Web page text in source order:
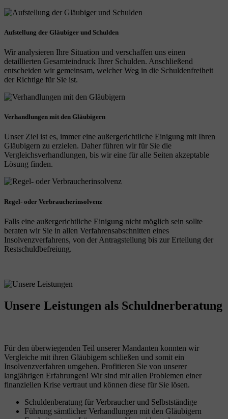
Aufstellung der Gläubiger und Schulden
Wir analysieren Ihre Situation und verschaffen uns einen
detaillierten Gesamteindruck Ihrer Schulden. Anschließend
entscheiden wir gemeinsam, welcher Weg in die Schuldenfreiheit
der Richtige für Sie ist.
Verhandlungen mit den Gläubigern
Unser Ziel ist es, immer eine außergerichtliche Einigung mit Ihren
Gläubigern zu erzielen. Daher führen wir für Sie die
Vergleichsverhandlungen, bis wir eine für alle Seiten akzeptable
Lösung finden.
Regel- oder Verbraucherinsolvenz
Falls eine außergerichtliche Einigung nicht möglich sein sollte
beraten wir Sie in allen Verfahrensabschnitten eines
Insolvenzverfahrens, von der Antragstellung bis zur Erteilung der
Restschuldbefreiung.
Unsere Leistungen als Schuldnerberatung
Für den überwiegenden Teil unserer Mandanten konnten wir
Vergleiche mit ihren Gläubigern schließen und somit ein
Insolvenzverfahren umgehen. Profitieren Sie von unserer
langjährigen Erfahrungen! Wir sind mit allen Problemen einer
finanziellen Krise vertraut und können diese für Sie lösen.
Schuldenberatung für Verbraucher und Selbstständige
Führung sämtlicher Verhandlungen mit den Gläubigern